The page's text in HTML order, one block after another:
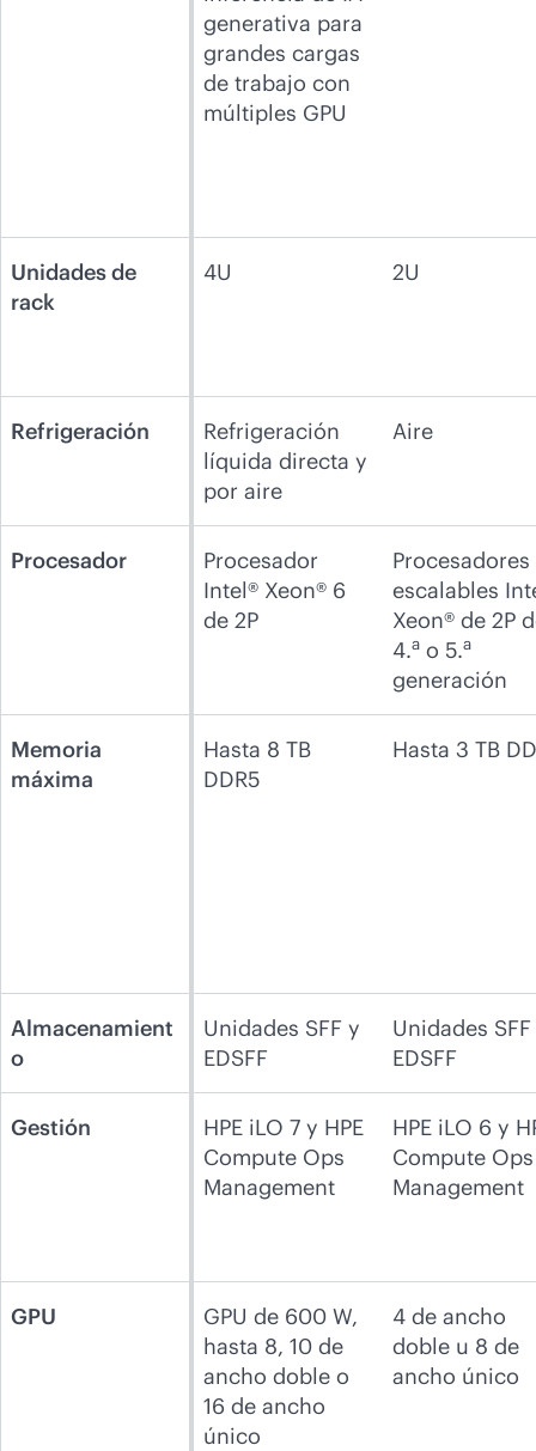
generativa para
grandes cargas
de trabajo con
múltiples GPU
Unidades de
rack
4U 2U
Refrigeración
Refrigeración
líquida directa y
por aire
Aire
Procesador
Procesador
Intel® Xeon® 6
de 2P
Procesadores
escalables
Xeon® de 2P
4.a o 5.a
generación
Memoria
máxima
Hasta 8 TB
DDR5
Hasta 3 TB
Almacenamient
o
Unidades SFF y
EDSFF
Unidades
EDSFF
Gestión
HPE iLO 7 y HPE
Compute Ops
Management
HPE iLO 6 y
Compute Ops
Management
GPU
GPU de 600 W,
hasta 8, 10 de
ancho doble o
16 de ancho
único
4 de ancho
doble u 8 de
ancho único